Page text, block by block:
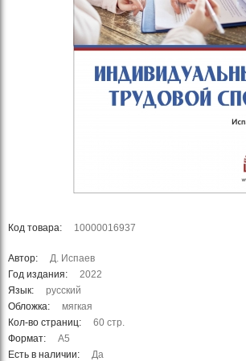
Код товара: 10000016937
Автор:
Д. Испаев
Год издания:
2022
Язык:
русский
Обложка:
мягкая
Кол-во страниц:
60 стр.
Формат:
А5
Есть в наличии:
Да